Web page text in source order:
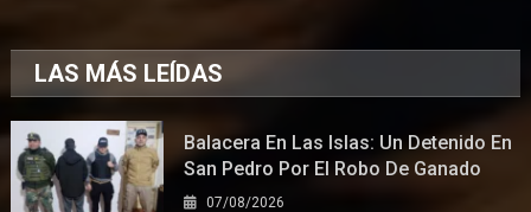
LAS MÁS LEÍDAS
Balacera En Las Islas: Un Detenido En
San Pedro Por El Robo De Ganado
07/08/2026